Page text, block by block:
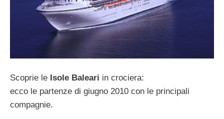
Scoprie le Isole Baleari in crociera:
ecco le partenze di giugno 2010 con le principali
compagnie.